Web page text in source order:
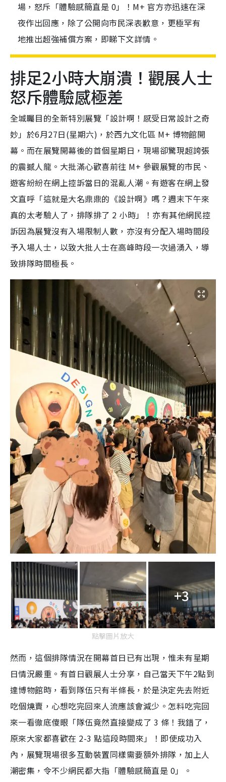
場，怒斥「體驗感簡直是 0」！M+ 官方亦迅速在深
夜作出回應，除了公開向市民深表歉意，更極罕有
地推出超強補償方案，即睇下文詳情。
排足2小時大崩潰！觀展人士
怒斥體驗感極差
全城矚目的全新特別展覽「設計啊！感受日常設計之奇
妙」於6月27日(星期六)，於西九文化區 M+ 博物館開
幕。而在展覽開幕後的首個星期日，現場卻驚現超誇張
的震撼人龍。大批滿心歡喜前往 M+ 參觀展覽的市民、
遊客紛紛在網上控訴當日的混亂人潮。有遊客在網上發
文直呼「這就是大名鼎鼎的《設計啊》嗎？週末下午來
真的太考驗人了，排隊排了 2 小時」！亦有其他網民控
訴因為展覽沒有入場限制人數，亦沒有分配入場時間段
予入場人士，以致大批人士在高峰時段一次過湧入，導
致排隊時間極長。
+3
點擊圖片放大
然而，這個排隊情況在開幕首日已有出現，惟未有星期
日情況嚴重。有首日觀展人士分享，自己當天下午2點到
達博物館時，看到隊伍只有半條長，於是決定先去附近
吃個燒賣，心想吃完回來人流應該會減少。怎料吃完回
來一看徹底傻眼「隊伍竟然直接變成了 3 條！我錯了，
原來大家都喜歡在 2-3 點這段時間來」！即使成功入
內，展覽現場很多互動裝置同樣需要額外排隊，加上人
潮密集，令不少網民都大指「體驗感簡直是 0」。